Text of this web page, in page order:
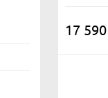
17 590